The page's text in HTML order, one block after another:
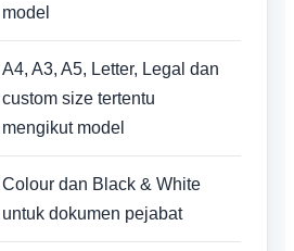
model
A4, A3, A5, Letter, Legal dan
custom size tertentu
mengikut model
Colour dan Black & White
untuk dokumen pejabat